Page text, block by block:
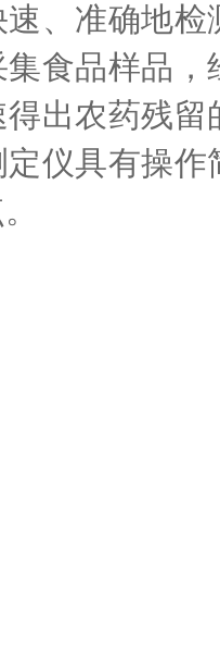
、准确地
食品样品
出农药残
仪具有操